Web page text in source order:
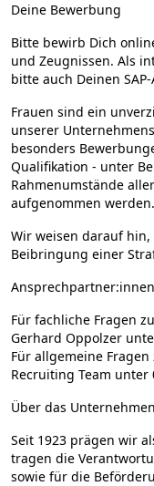
Deine Bewerbung
Bitte bewirb Dich
und Zeugnissen. Als
bitte auch Deinen
Frauen sind ein
unserer
besonders
Qualifikation - unter
Rahmenumstände
aufgenommen werden.
Wir weisen darauf
Beibringung einer
Ansprechpartner:innen
Für fachliche Fragen
Gerhard Oppolzer
Für allgemeine
Recruiting Team unter
Über das
Seit 1923 prägen wir
tragen die
sowie für die